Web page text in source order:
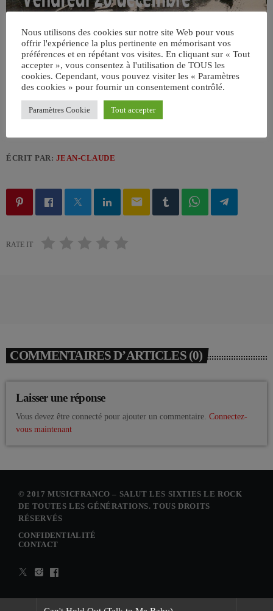
ÉCRIT PAR: JEAN-CLAUDE
email
RATE IT
COMMENTAIRES D’ARTICLES (0)
Laisser une réponse
Vous devez être connecté pour ajouter un commentaire. Connectez-
vous maintenant
© 2017 MUSICFRANCO – SALUT LES SIXTIES LE ROCK
DE TOUTES LES GÉNÉRATIONS. TOUS DROITS
RÉSERVÉS
CONFIDENTIALITÉ
CONTACT
Nous utilisons des cookies sur notre site Web pour vous
offrir l'expérience la plus pertinente en mémorisant vos
préférences et en répétant vos visites. En cliquant sur « Tout
accepter », vous consentez à l'utilisation de TOUS les
cookies. Cependant, vous pouvez visiter les « Paramètres
des cookies » pour fournir un consentement contrôlé.
Paramètres Cookie Tout accepter